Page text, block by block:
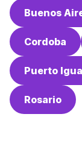
Buenos
Cordoba
Puerto
Rosario